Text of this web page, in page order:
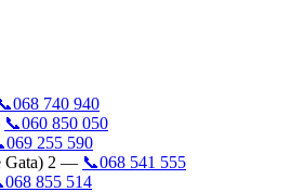
740 940
📞060 850 050
255 590
Gata) 2 — 📞068 541 555
855 514